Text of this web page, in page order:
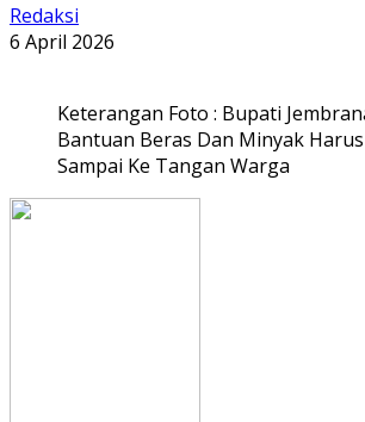
Redaksi
6 April 2026
Keterangan Foto : Bupati
Bantuan Beras Dan Minyak
Sampai Ke Tangan Warga